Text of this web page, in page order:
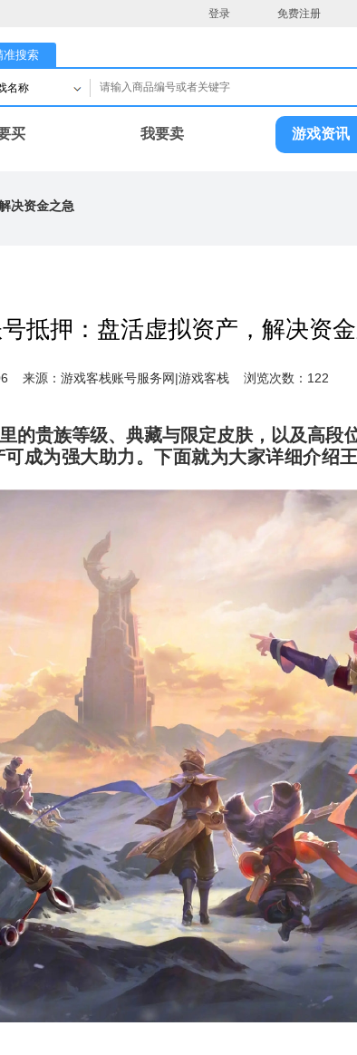
登录 免费注册
准搜索
名称
买 我要卖 游戏资讯
决资金之急
抵押：盘活虚拟资产，解决资
来源：游戏客栈账号服务网|游戏客栈 浏览次数：122
的贵族等级、典藏与限定皮肤，以及高段
成为强大助力。下面就为大家详细介绍